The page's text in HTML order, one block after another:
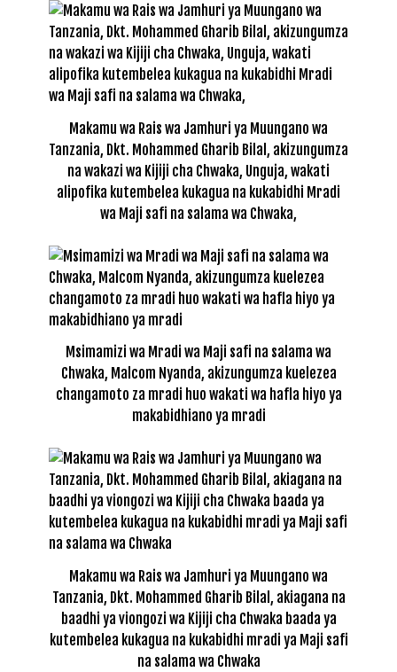
Makamu wa Rais wa Jamhuri ya Muungano wa
Tanzania, Dkt. Mohammed Gharib Bilal, akizungumza
na wakazi wa Kijiji cha Chwaka, Unguja, wakati
alipofika kutembelea kukagua na kukabidhi Mradi
wa Maji safi na salama wa Chwaka,
Msimamizi wa Mradi wa Maji safi na salama wa
Chwaka, Malcom Nyanda, akizungumza kuelezea
changamoto za mradi huo wakati wa hafla hiyo ya
makabidhiano ya mradi
Makamu wa Rais wa Jamhuri ya Muungano wa
Tanzania, Dkt. Mohammed Gharib Bilal, akiagana na
baadhi ya viongozi wa Kijiji cha Chwaka baada ya
kutembelea kukagua na kukabidhi mradi ya Maji safi
na salama wa Chwaka